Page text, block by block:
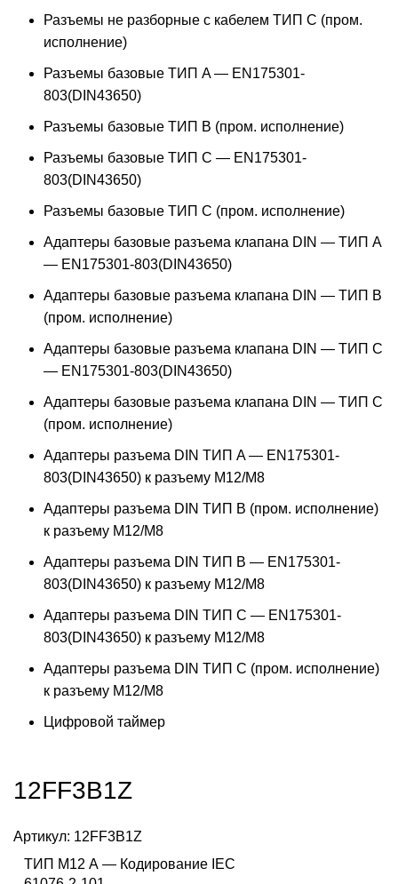
Разъемы не разборные с кабелем ТИП C (пром.
исполнение)
Разъемы базовые ТИП A — EN175301-
803(DIN43650)
Разъемы базовые ТИП В (пром. исполнение)
Разъемы базовые ТИП C — EN175301-
803(DIN43650)
Разъемы базовые ТИП C (пром. исполнение)
Адаптеры базовые разъема клапана DIN — ТИП A
— EN175301-803(DIN43650)
Адаптеры базовые разъема клапана DIN — ТИП B
(пром. исполнение)
Адаптеры базовые разъема клапана DIN — ТИП C
— EN175301-803(DIN43650)
Адаптеры базовые разъема клапана DIN — ТИП C
(пром. исполнение)
Адаптеры разъема DIN ТИП A — EN175301-
803(DIN43650) к разъему M12/M8
Адаптеры разъема DIN ТИП B (пром. исполнение)
к разъему M12/M8
Адаптеры разъема DIN ТИП B — EN175301-
803(DIN43650) к разъему M12/M8
Адаптеры разъема DIN ТИП C — EN175301-
803(DIN43650) к разъему M12/M8
Адаптеры разъема DIN ТИП C (пром. исполнение)
к разъему M12/M8
Цифровой таймер
12FF3B1Z
Артикул: 12FF3B1Z
ТИП M12 А — Кодирование IEC